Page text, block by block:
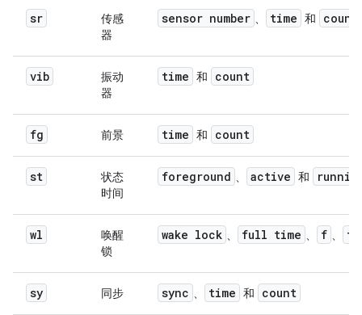
sr
传感
器
sensor number 、 time 和 count
vib
振动
器
time 和 count
fg 前景 time 和 count
st
状态
时间
foreground 、 active 和
wl
唤醒
锁
wake lock 、 full time 、 f 、
sy 同步 sync 、 time 和 count